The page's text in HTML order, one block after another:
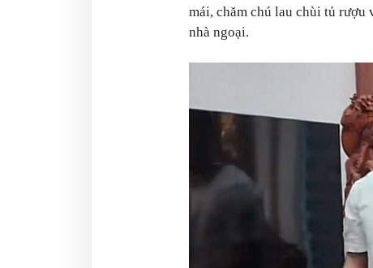
mái, chăm chú lau chùi tủ rượu
nhà ngoại.